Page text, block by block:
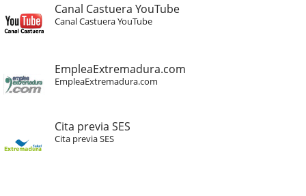
Canal Castuera YouTube
Canal Castuera YouTube
EmpleaExtremadura.com
EmpleaExtremadura.com
Cita previa SES
Cita previa SES